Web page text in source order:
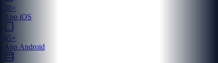
30+
App iOS
45+
App Android